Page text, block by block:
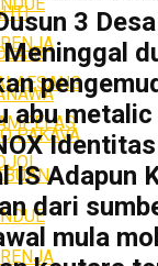
PAKAVA
3
abu
IS Adapun
dari
mula